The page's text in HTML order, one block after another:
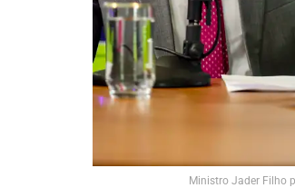
Ministro Jader Filho